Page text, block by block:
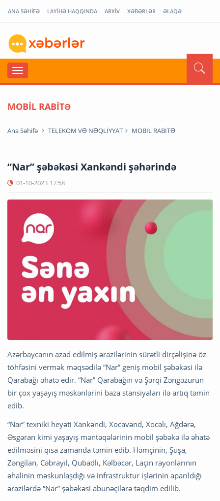
ANA SƏHİFƏ LAYİHƏ HAQQINDA ARXİV XƏBƏRLƏR ƏLAQƏ
MOBİL RABİTƏ
Ana Səhifə TELEKOM VƏ NƏQLİYYAT MOBİL RABİTƏ
“Nar” şəbəkəsi Xankəndi şəhərində
01-10-2023 17:58
Azərbaycanın azad edilmiş ərazilərinin sürətli dirçəlişinə öz
töhfəsini vermək məqsədilə “Nar” geniş mobil şəbəkəsi ilə
Qarabağı əhatə edir. “Nar” Qarabağın və Şərqi Zəngəzurun
bir çox yaşayış məskənlərini baza stansiyaları ilə artıq təmin
edib.
“Nar” texniki heyəti Xankəndi, Xocavənd, Xocalı, Ağdərə,
Əsgəran kimi yaşayış məntəqələrinin mobil şəbəkə ilə əhatə
edilməsini qısa zamanda təmin edib. Həmçinin, Şuşa,
Zəngilan, Cəbrayıl, Qubadlı, Kəlbəcər, Laçın rayonlarının
əhalinin məskunlaşdığı və infrastruktur işlərinin aparıldığı
ərazilərdə “Nar” şəbəkəsi abunəçilərə təqdim edilib.